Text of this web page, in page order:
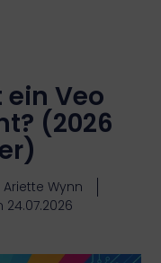
Veo
(2026
Ariette Wynn